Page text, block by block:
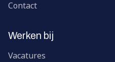
Contact
Werken bij
Vacatures